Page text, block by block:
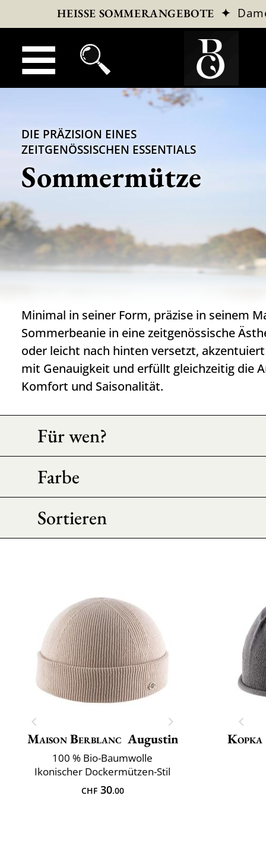
HEISSE SOMMERANGEBOTE ✦
DIE PRÄZISION EINES
ZEITGENÖSSISCHEN ESSENTIALS
Sommermütze
Minimal in seiner Form, präzise in seinem
Sommerbeanie in eine zeitgenössische
oder leicht nach hinten versetzt,
mit Genauigkeit und erfüllt gleichzeitig die
Komfort und Saisonalität.
Für wen?
Farbe
Sortieren
Maison Berblanc Augustin
100 % Bio-Baumwolle
Ikonischer Dockermützen-Stil
CHF30.00
Kopka